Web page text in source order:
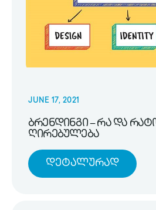
JUNE 17, 2021
ბრენდინგი – რა და
ღირებულება
Დეტალურად